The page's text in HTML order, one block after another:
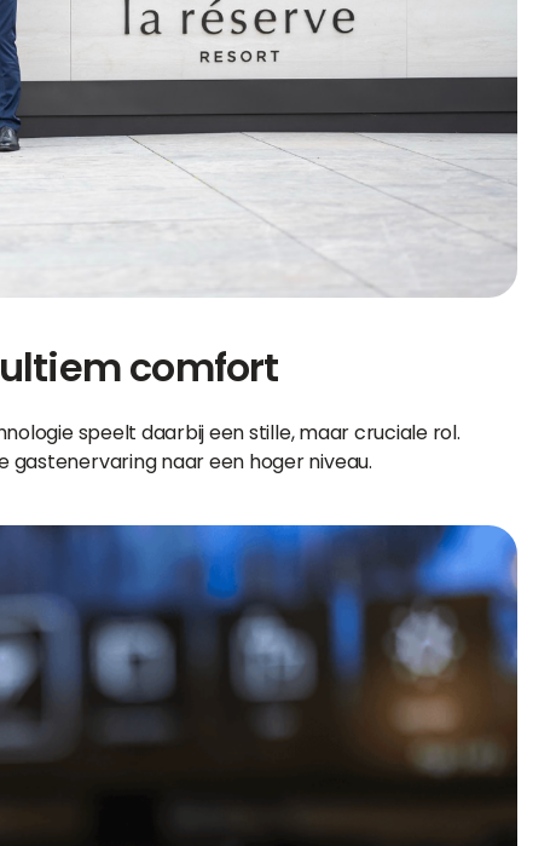
comfort
speelt daarbij een stille, maar cruciale rol.
gastenervaring naar een hoger niveau.